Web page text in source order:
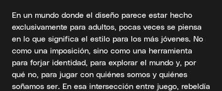
En un mundo donde el diseño parece estar hecho
exclusivamente para adultos, pocas veces se piensa
en lo que significa el estilo para los más jóvenes. No
como una imposición, sino como una herramienta
para forjar identidad, para explorar el mundo y, por
qué no, para jugar con quiénes somos y quiénes
soñamos ser. En esa intersección entre juego, rebeldía